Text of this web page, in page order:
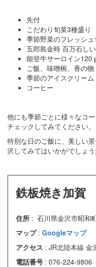
先付
こだわり旬菜3種盛り
季節野菜のフレッシ
五郎島金時 百万石し
能登牛サーロイン120
ご飯、味噌椀、香の物
季節のアイスクリーム
コーヒー
他にも季節ごとに様々なコ
チェックしてみてください。
特別な日のご飯に、美しい
沢してみてはいかがでしょう
鉄板焼き加賀
住所 : 石川県金沢市昭和
マップ : Googleマップ
アクセス : JR北陸本線 金
電話番号 : 076-224-9806